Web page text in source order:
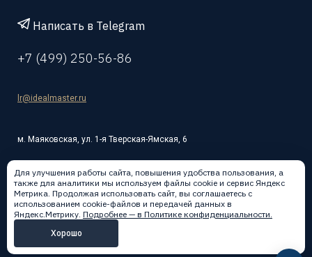
Написать в Telegram
+7 (499) 250-56-86
lr@idealmaster.ru
м. Маяковская, ул. 1-я Тверская-Ямская, 6
Написать в:
Для улучшения работы сайта, повышения удобства пользования, а
также для аналитики мы используем файлы cookie и сервис Яндекс
Метрика. Продолжая использовать сайт, вы соглашаетесь с
использованием cookie-файлов и передачей данных в
Яндекс.Метрику. Подробнее — в Политике конфиденциальности.
Хорошо